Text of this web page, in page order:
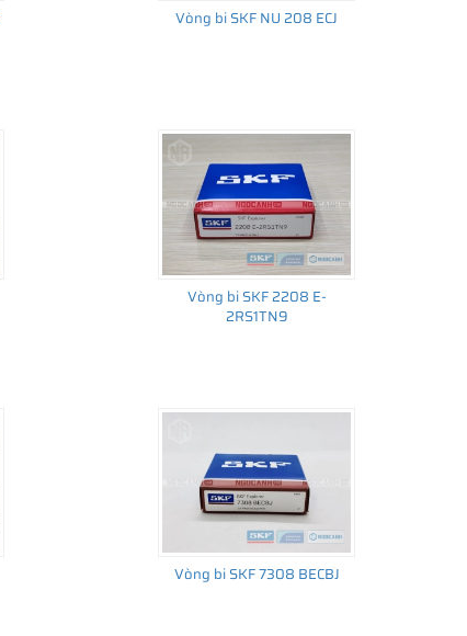
Vòng bi SKF NU 208 ECJ
Vòng bi SKF 2208 E-
2RS1TN9
Vòng bi SKF 7308 BECBJ